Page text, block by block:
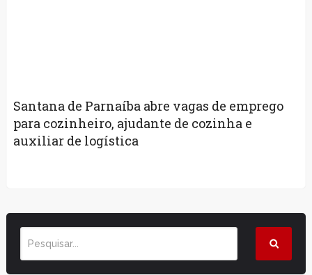
Santana de Parnaíba abre vagas de emprego
para cozinheiro, ajudante de cozinha e
auxiliar de logística